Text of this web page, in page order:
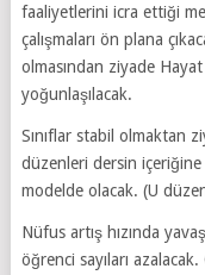
faaliyetlerini icra ettiği
çalışmaları ön plana
olmasından ziyade
yoğunlaşılacak.
Sınıflar stabil olmaktan
düzenleri dersin
modelde olacak. (U
Nüfus artış hızında
öğrenci sayıları